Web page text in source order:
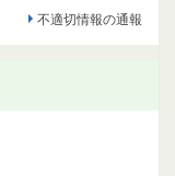
不適切情報の通報